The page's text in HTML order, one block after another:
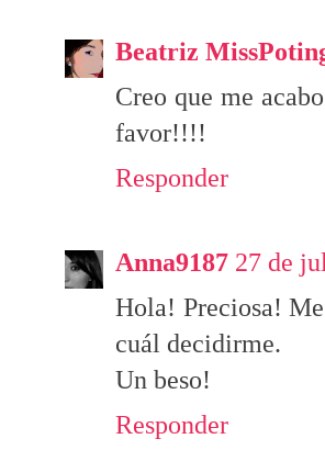
Beatriz
Creo que me
favor!!!!
Responder
Anna9187 27 de
Hola! Preciosa!
cuál decidirme.
Un beso!
Responder